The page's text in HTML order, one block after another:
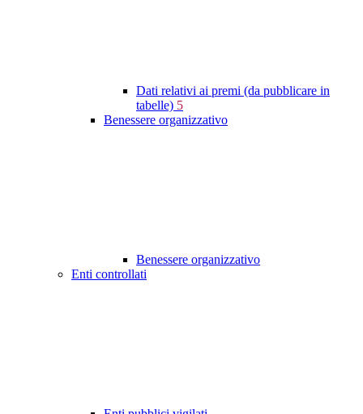
Dati relativi ai premi (da pubblicare in
tabelle) 5
Benessere organizzativo
Benessere organizzativo
Enti controllati